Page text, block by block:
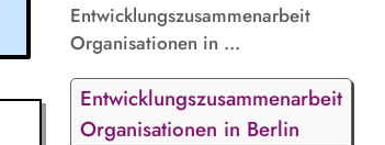
Entwicklungszusammenarbeit
Organisationen in ...
Entwicklungszusammenarbeit
Organisationen in Berlin